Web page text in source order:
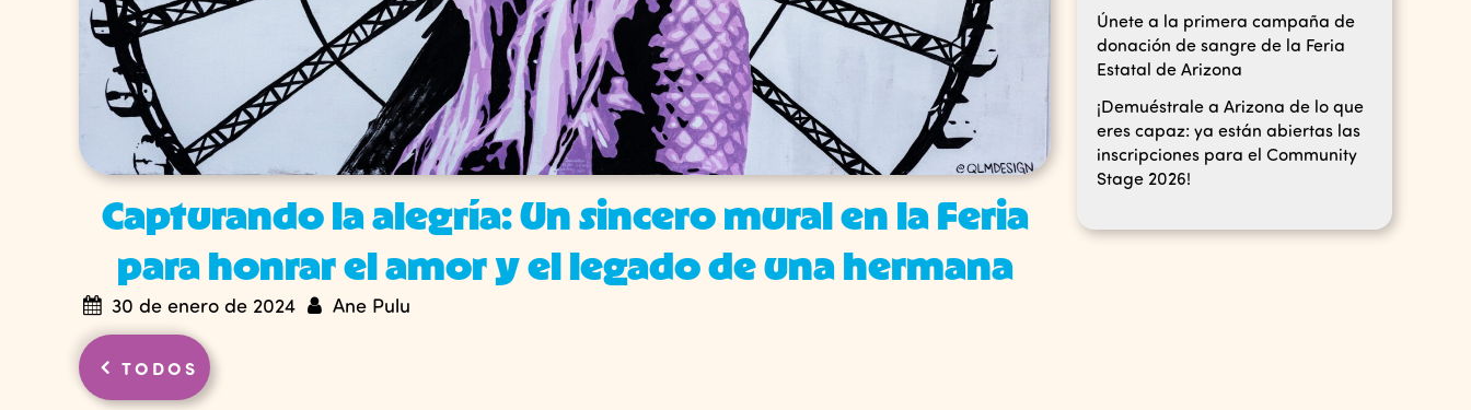
Capturando la alegría: Un sincero mural en la Feria
para honrar el amor y el legado de una hermana
30 de enero de 2024 Ane Pulu
TODOS
Únete a la primera campaña de
donación de sangre de la Feria
Estatal de Arizona
¡Demuéstrale a Arizona de lo que
eres capaz: ya están abiertas las
inscripciones para el Community
Stage 2026!